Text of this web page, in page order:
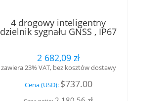
4 drogowy inteligentny
dzielnik sygnału GNSS , IP67
Calian®
2 682,09 zł
zawiera 23% VAT, bez kosztów dostawy
Cena (USD): $737.00